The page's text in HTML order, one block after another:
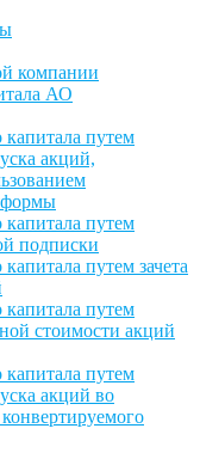
компании
АО
капитала путем
акций,
капитала путем
подписки
путем зачета
капитала путем
стоимости акций
капитала путем
акций во